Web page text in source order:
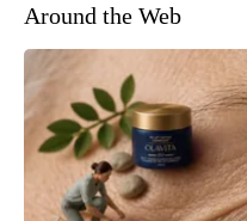
Around the Web